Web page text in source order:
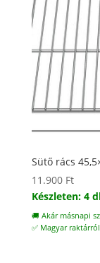
Sütő rács
11.900 Ft
Készleten: 4
🚚 Akár másnapi
✅ Magyar raktárról